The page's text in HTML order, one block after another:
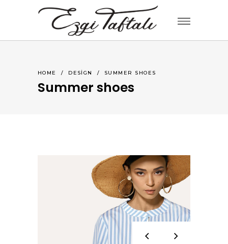
HOME / DESIGN / SUMMER SHOES
Summer shoes